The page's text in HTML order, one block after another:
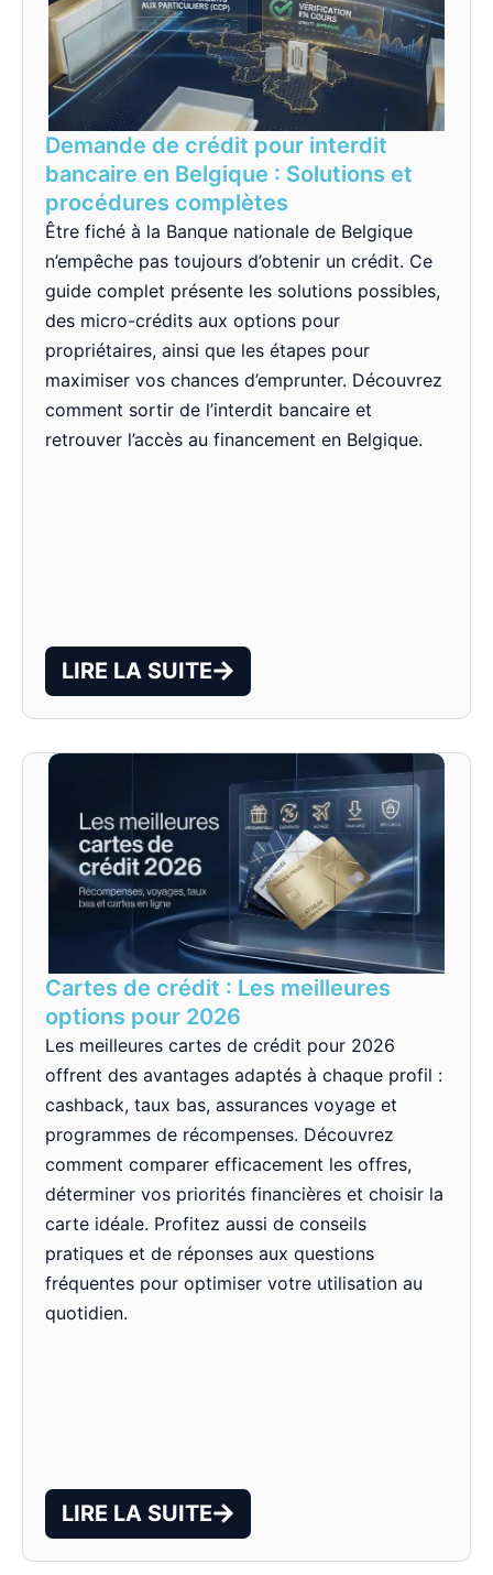
Demande de crédit pour interdit
bancaire en Belgique : Solutions et
procédures complètes
Être fiché à la Banque nationale de Belgique
n’empêche pas toujours d’obtenir un crédit. Ce
guide complet présente les solutions possibles,
des micro-crédits aux options pour
propriétaires, ainsi que les étapes pour
maximiser vos chances d’emprunter. Découvrez
comment sortir de l’interdit bancaire et
retrouver l’accès au financement en Belgique.
LIRE LA SUITE
Cartes de crédit : Les meilleures
options pour 2026
Les meilleures cartes de crédit pour 2026
offrent des avantages adaptés à chaque profil :
cashback, taux bas, assurances voyage et
programmes de récompenses. Découvrez
comment comparer efficacement les offres,
déterminer vos priorités financières et choisir la
carte idéale. Profitez aussi de conseils
pratiques et de réponses aux questions
fréquentes pour optimiser votre utilisation au
quotidien.
LIRE LA SUITE